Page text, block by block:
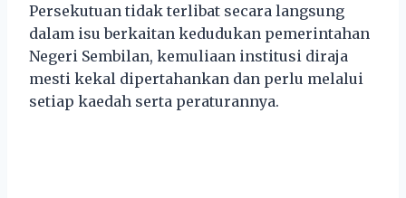
Persekutuan tidak terlibat secara langsung
dalam isu berkaitan kedudukan pemerintahan
Negeri Sembilan, kemuliaan institusi diraja
mesti kekal dipertahankan dan perlu melalui
setiap kaedah serta peraturannya.